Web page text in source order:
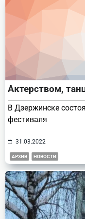
Актерством,
В Дзержинске
фестиваля
31.03.2022
АРХИВ НОВОСТИ